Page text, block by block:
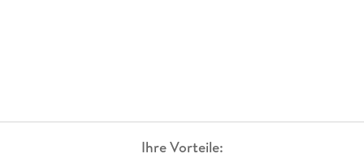
Ihre Vorteile: